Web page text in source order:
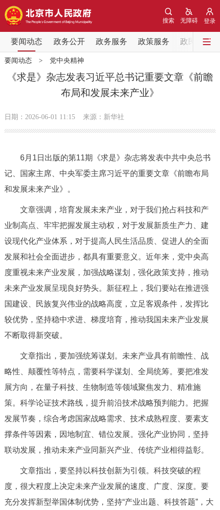
登录
无障碍
搜索
要闻动态 政务公开 政务服务 政策服务 政民互动
要闻动态
党中央精神
会议信息
市领导 机构职能 政策服务
决策公开 专题公开
政务服务
中介服务
12345网上接诉即办 我要咨询 我要建议
参与调查 在线访谈 图说互动
北京概况 十六区概览 人文北京
绿色北京 图说北京 视频北京
要闻动态> 党中央精神
《求是》杂志发表习近平总书记重要文章《前瞻
布局和发展未来产业》
日期：2026-06-01 11:15 来源：新华社
6月1日出版的第11期《求是》杂志将发表中共中央总书
记、国家主席、中央军委主席习近平的重要文章《前瞻布局
和发展未来产业》。
文章强调，培育发展未来产业，对于我们抢占科技和产
业制高点、牢牢把握发展主动权，对于发展新质生产力、建
设现代化产业体系，对于提高人民生活品质、促进人的全面
发展和社会全面进步，都具有重要意义。近年来，党中央高
度重视未来产业发展，加强战略谋划，强化政策支持，推动
未来产业发展呈现良好势头。新征程上，我们要站在推进强
国建设、民族复兴伟业的战略高度，立足客观条件，发挥比
较优势，坚持稳中求进、梯度培育，推动我国未来产业发展
不断取得新突破。
文章指出，要加强统筹谋划。未来产业具有前瞻性、战
略性、颠覆性等特点，需要科学谋划、全局统筹。要把准发
展方向，在量子科技、生物制造等领域聚焦发力、精准施
策。科学论证技术路线，提升前沿技术战略预判能力。把握
发展节奏，综合考虑国家战略需求、技术成熟程度、要素支
撑条件等因素，因地制宜、错位发展。强化产业协同，坚持
联动发展，推动未来产业同新兴产业、传统产业相得益彰。
文章指出，要坚持以科技创新为引领。科技突破的程
度，很大程度上决定未来产业发展的速度、广度、深度。要
充分发挥新型举国体制优势，坚持“产业出题、科技答题”，大